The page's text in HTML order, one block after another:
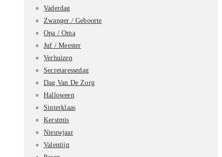
Vaderdag
Zwanger / Geboorte
Opa / Oma
Juf / Meester
Verhuizen
Secretaressedag
Dag Van De Zorg
Halloween
Sinterklaas
Kerstmis
Nieuwjaar
Valentijn